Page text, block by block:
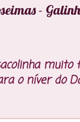
-
muito
o níver do